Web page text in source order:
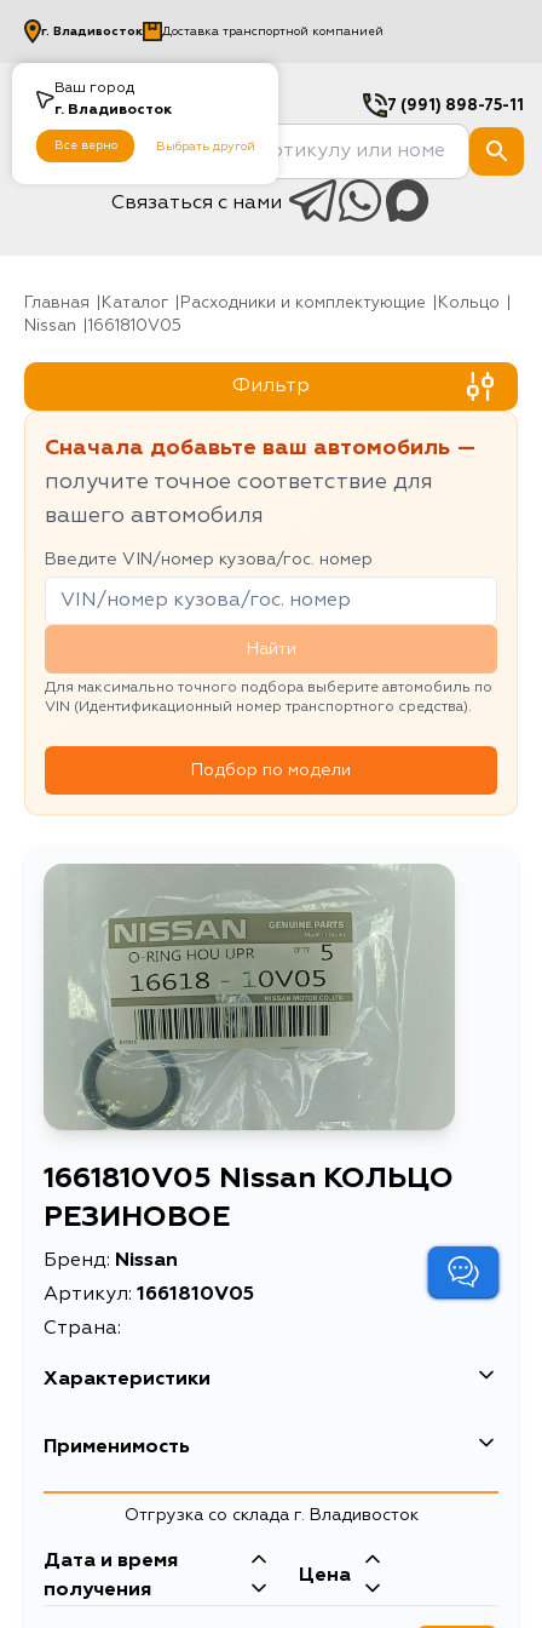
Ваш город
г. Владивосток
Все верно Выбрать другой
г. Владивосток Доставка транспортной компанией
7 (991) 898-75-11
Связаться с нами
Главная Каталог Расходники и комплектующие
Кольцо
Nissan
1661810V05
Фильтр
Сначала добавьте ваш автомобиль —
получите точное соответствие для
вашего автомобиля
Введите VIN/номер кузова/гос. номер
Найти
Для максимально точного подбора выберите автомобиль по
VIN (Идентификационный номер транспортного средства).
Подбор по модели
1661810V05 Nissan КОЛЬЦО
РЕЗИНОВОЕ
Бренд: Nissan
Артикул: 1661810V05
Страна:
Характеристики
Масса, кг
Применимость
Nissan
Кузов Двигатель
KRPS13, RPS13, Z32, N15, PNW11,
SR20DET,
Отгрузка со склада г. Владивосток
Дата и время
получения
Цена